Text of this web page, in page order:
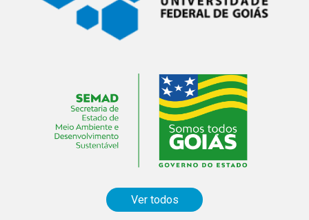
Ver todos